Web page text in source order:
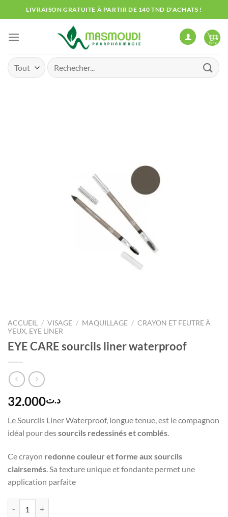
au
contenu
LIVRAISON GRATUITE À PARTIR DE 140 TND D'ACHATS !
Recherche
pour :
ACCUEIL / VISAGE / MAQUILLAGE / CRAYON ET FEUTRE À
YEUX, EYE LINER
EYE CARE sourcils liner waterproof
د.ت32.000
Le Sourcils Liner Waterproof, longue tenue, est le compagnon
idéal pour dessourcils redessinés et comblés.
Ce crayon redonne couleur et forme aux sourcils
clairsemés. Sa texture unique et fondante permet une
application parfaite